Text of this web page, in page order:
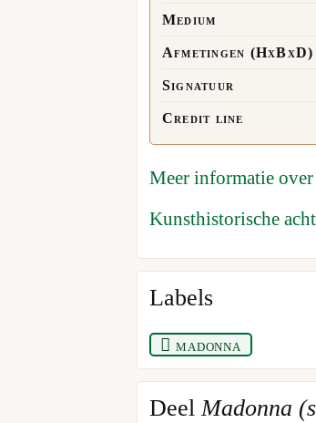
Medium
Afmetingen (HxBxD)
Signatuur
Credit line
Meer informatie over
Kunsthistorische
Labels
madonna
DeelMadonna